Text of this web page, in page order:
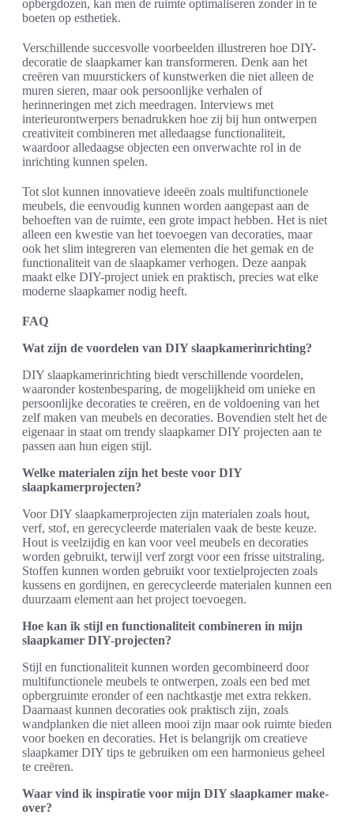
opbergdozen, kan men de ruimte optimaliseren zonder in te
boeten op esthetiek.
Verschillende succesvolle voorbeelden illustreren hoe DIY-
decoratie de slaapkamer kan transformeren. Denk aan het
creëren van muurstickers of kunstwerken die niet alleen de
muren sieren, maar ook persoonlijke verhalen of
herinneringen met zich meedragen. Interviews met
interieurontwerpers benadrukken hoe zij bij hun ontwerpen
creativiteit combineren met alledaagse functionaliteit,
waardoor alledaagse objecten een onverwachte rol in de
inrichting kunnen spelen.
Tot slot kunnen innovatieve ideeën zoals multifunctionele
meubels, die eenvoudig kunnen worden aangepast aan de
behoeften van de ruimte, een grote impact hebben. Het is niet
alleen een kwestie van het toevoegen van decoraties, maar
ook het slim integreren van elementen die het gemak en de
functionaliteit van de slaapkamer verhogen. Deze aanpak
maakt elke DIY-project uniek en praktisch, precies wat elke
moderne slaapkamer nodig heeft.
FAQ
Wat zijn de voordelen van DIY slaapkamerinrichting?
DIY slaapkamerinrichting biedt verschillende voordelen,
waaronder kostenbesparing, de mogelijkheid om unieke en
persoonlijke decoraties te creëren, en de voldoening van het
zelf maken van meubels en decoraties. Bovendien stelt het de
eigenaar in staat om trendy slaapkamer DIY projecten aan te
passen aan hun eigen stijl.
Welke materialen zijn het beste voor DIY
slaapkamerprojecten?
Voor DIY slaapkamerprojecten zijn materialen zoals hout,
verf, stof, en gerecycleerde materialen vaak de beste keuze.
Hout is veelzijdig en kan voor veel meubels en decoraties
worden gebruikt, terwijl verf zorgt voor een frisse uitstraling.
Stoffen kunnen worden gebruikt voor textielprojecten zoals
kussens en gordijnen, en gerecycleerde materialen kunnen een
duurzaam element aan het project toevoegen.
Hoe kan ik stijl en functionaliteit combineren in mijn
slaapkamer DIY-projecten?
Stijl en functionaliteit kunnen worden gecombineerd door
multifunctionele meubels te ontwerpen, zoals een bed met
opbergruimte eronder of een nachtkastje met extra rekken.
Daarnaast kunnen decoraties ook praktisch zijn, zoals
wandplanken die niet alleen mooi zijn maar ook ruimte bieden
voor boeken en decoraties. Het is belangrijk om creatieve
slaapkamer DIY tips te gebruiken om een harmonieus geheel
te creëren.
Waar vind ik inspiratie voor mijn DIY slaapkamer make-
over?